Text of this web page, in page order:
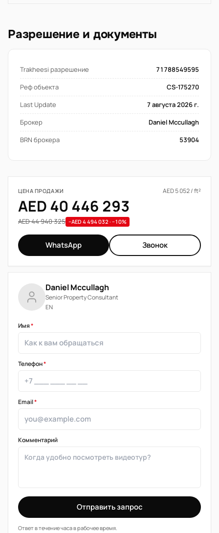
Разрешение и документы
Trakheesi разрешение
71788549595
Реф объекта
CS-175270
Last Update
7 августа 2026 г.
Брокер
Daniel Mccullagh
BRN брокера
53904
ЦЕНА ПРОДАЖИ AED 5 052 / ft²
AED 40 446 293
AED 44 940 325 −AED 4 494 032 · −10%
WhatsApp Звонок
Daniel Mccullagh
Senior Property Consultant
EN
Имя*
Телефон*
Email*
Комментарий
Отправить запрос
Ответ в течение часа в рабочее время.